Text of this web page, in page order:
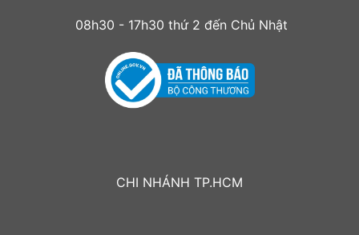
08h30 - 17h30 thứ 2 đến Chủ Nhật
CHI NHÁNH TP.HCM